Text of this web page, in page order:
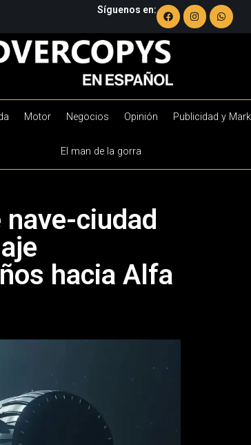
Síguenos en:
Motor Negocios Opinión Publicidad y
El man de la gorra
ciudad
hacia Alfa